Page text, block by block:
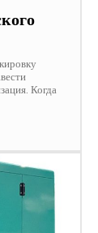
Когда